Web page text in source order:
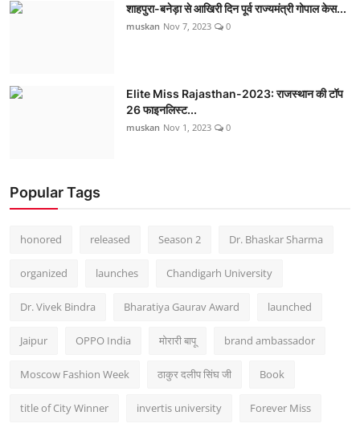
शाहपुरा-बनेड़ा से आखिरी दिन पूर्व राज्यमंत्री गोपाल केस...
muskan Nov 7, 2023 0
Elite Miss Rajasthan-2023: राजस्थान की टॉप
26 फाइनलिस्ट...
muskan Nov 1, 2023 0
Popular Tags
honored released Season 2 Dr. Bhaskar Sharma
organized launches Chandigarh University
Dr. Vivek Bindra Bharatiya Gaurav Award launched
Jaipur OPPO India मोरारी बापू brand ambassador
Moscow Fashion Week ठाकुर दलीप सिंघ जी Book
title of City Winner invertis university Forever Miss